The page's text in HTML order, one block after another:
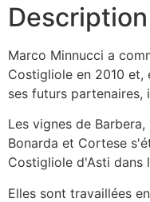
Description
Marco Minnucci a
Costigliole en 2010 et,
ses futurs partenaires,
Les vignes de
Bonarda et Cortese
Costigliole d'Asti dans
Elles sont travaillées